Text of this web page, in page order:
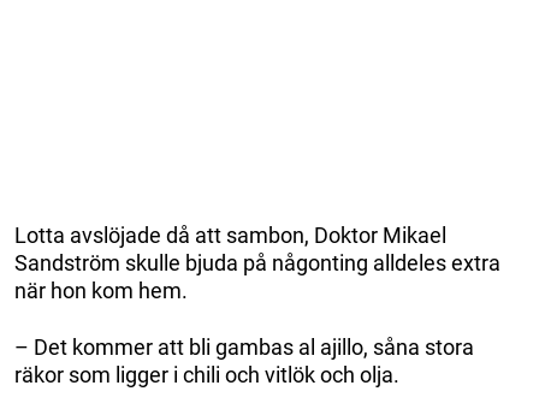
Lotta avslöjade då att sambon, Doktor Mikael
Sandström skulle bjuda på någonting alldeles extra
när hon kom hem.
– Det kommer att bli gambas al ajillo, såna stora
räkor som ligger i chili och vitlök och olja.